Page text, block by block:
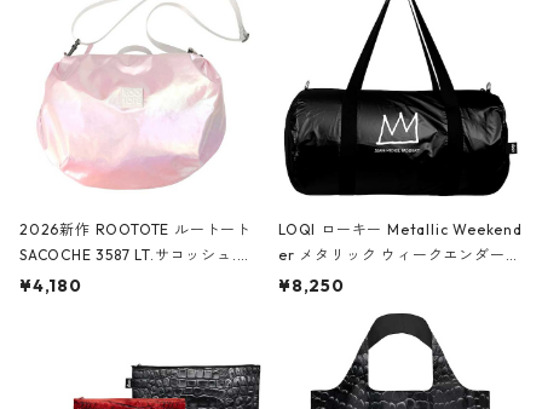
2026新作 ROOTOTE ルートート
SACOCHE 3587 LT.サコッシュ.ル
ミエ-B ショルダーバッグ グロスピ
¥4,180
LOQI ローキー Metallic Weekend
er メタリック ウィークエンダー
ボストンバッグ ショルダーバッグ
Black ジャン=ミッシェル・バスキ
ア/クラウン ブラック
¥8,250